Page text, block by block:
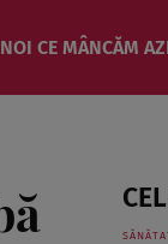
NOI CE MÂNCĂM